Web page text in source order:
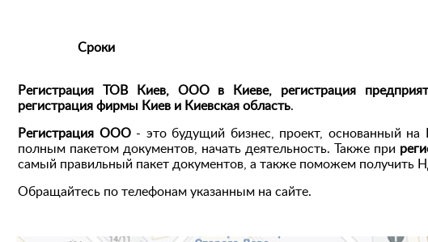
Сроки
Регистрация ТОВ Киев, ООО в Киеве, регистрация
регистрация фирмы Киев и Киевская область.
Регистрация ООО- это будущий бизнес, проект, основанный
полным пакетом документов, начать деятельность. Также при
самый правильный пакет документов, а также поможем получить
Обращайтесь по телефонам указанным на сайте.